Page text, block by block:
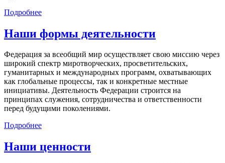
Подробнее
Наши формы деятельности
Федерация за всеобщий мир осуществляет свою миссию через
широкий спектр миротворческих, просветительских,
гуманитарных и международных программ, охватывающих
как глобальные процессы, так и конкретные местные
инициативы. Деятельность Федерации строится на
принципах служения, сотрудничества и ответственности
перед будущими поколениями.
Подробнее
Наши ценности